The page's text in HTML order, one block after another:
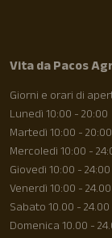
Vita da Pacos
Giorni e orari di
Lunedì 10:00 - 20:00
Martedì 10:00 - 20:00
Mercoledì 10:00 -
Giovedì 10:00 - 24:00
Venerdì 10:00 - 24.00
Sabato 10.00 - 24.00
Domenica 10.00 -